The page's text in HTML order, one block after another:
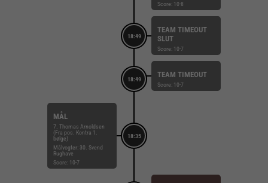
Score: 10-8
18:49
TEAM TIMEOUT
SLUT
Score: 10-7
18:49
TEAM TIMEOUT
Score: 10-7
18:35
MÅL
7. Thomas Arnoldsen
(Fra pos. Kontra 1.
bølge)
Målvogter: 30. Svend
Rughave
Score: 10-7